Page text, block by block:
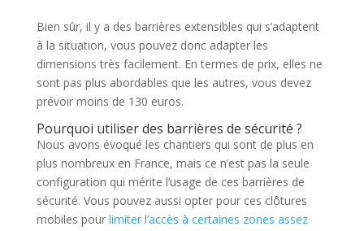
Bien sûr, il y a des barrières extensibles qui s’adaptent
à la situation, vous pouvez donc adapter les
dimensions très facilement. En termes de prix, elles ne
sont pas plus abordables que les autres, vous devez
prévoir moins de 130 euros.
Pourquoi utiliser des barrières de sécurité ?
Nous avons évoqué les chantiers qui sont de plus en
plus nombreux en France, mais ce n’est pas la seule
configuration qui mérite l’usage de ces barrières de
sécurité. Vous pouvez aussi opter pour ces clôtures
mobiles pour limiter l’accès à certaines zones assez